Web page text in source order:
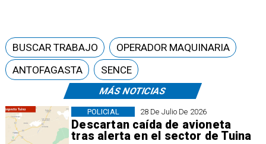
MÁS NOTICIAS
28 De Julio De 2026
Descartan caída de avioneta
tras alerta en el sector de Tuina
POLICIAL
BUSCAR TRABAJO
OPERADOR MAQUINARIA
ANTOFAGASTA
SENCE